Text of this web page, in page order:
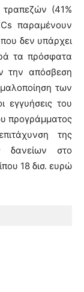
(41%
παραμένουν
δεν υπάρχει
τα πρόσφατα
την απόσβεση
των
εγγυήσεις του
προγράμματος
της
δανείων στο
18 δισ. ευρώ